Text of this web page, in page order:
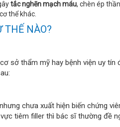
tắc nghẽn mạch máu, chèn ép
thể khác.
THẾ NÀO?
sở thẩm mỹ hay bệnh viện uy tín
chưa xuất hiện biến chứng
tiêm filler thì bác sĩ thường đề